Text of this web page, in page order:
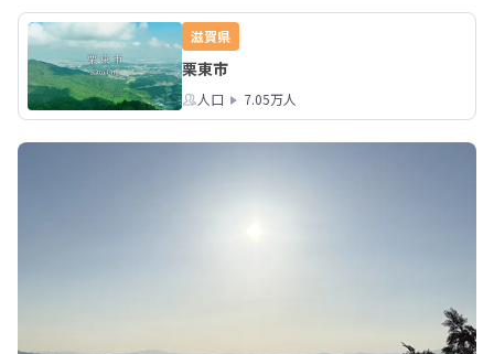
滋賀県
栗東市
人口 7.05万人